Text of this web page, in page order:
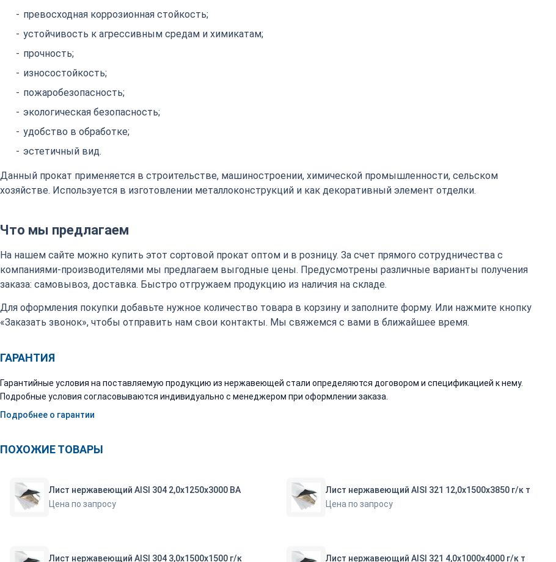
превосходная коррозионная стойкость;
устойчивость к агрессивным средам и химикатам;
прочность;
износостойкость;
пожаробезопасность;
экологическая безопасность;
удобство в обработке;
эстетичный вид.
Данный прокат применяется в строительстве, машиностроении, химической промышленности, сельском
хозяйстве. Используется в изготовлении металлоконструкций и как декоративный элемент отделки.
Что мы предлагаем
На нашем сайте можно купить этот сортовой прокат оптом и в розницу. За счет прямого сотрудничества с
компаниями-производителями мы предлагаем выгодные цены. Предусмотрены различные варианты получения
заказа: самовывоз, доставка. Быстро отгружаем продукцию из наличия на складе.
Для оформления покупки добавьте нужное количество товара в корзину и заполните форму. Или нажмите кнопку
«Заказать звонок», чтобы отправить нам свои контакты. Мы свяжемся с вами в ближайшее время.
ГАРАНТИЯ
Гарантийные условия на поставляемую продукцию из нержавеющей стали определяются договором и спецификацией к нему.
Подробные условия согласовываются индивидуально с менеджером при оформлении заказа.
Подробнее о гарантии
ПОХОЖИЕ ТОВАРЫ
Лист нержавеющий AISI 304 2,0х1250х3000 ВА
Цена по запросу
Лист нержавеющий AISI 321 12,0х1500х3850 г/к т
Цена по запросу
Лист нержавеющий AISI 304 3,0х1500х1500 г/к
Лист нержавеющий AISI 321 4,0х1000х4000 г/к т